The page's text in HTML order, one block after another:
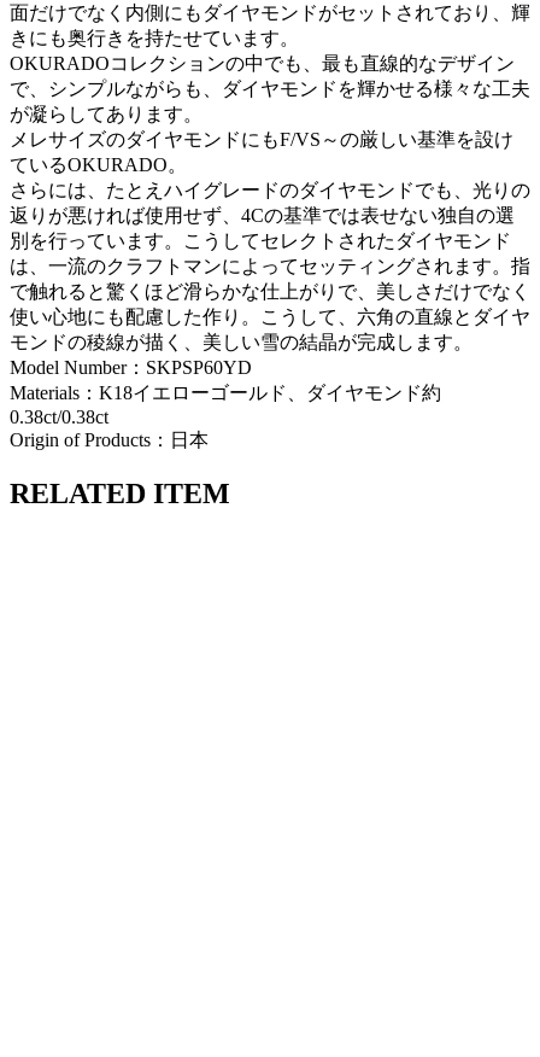
面だけでなく内側にもダイヤモンドがセットされており、輝
きにも奥行きを持たせています。
OKURADOコレクションの中でも、最も直線的なデザイン
で、シンプルながらも、ダイヤモンドを輝かせる様々な工夫
が凝らしてあります。
メレサイズのダイヤモンドにもF/VS～の厳しい基準を設け
ているOKURADO。
さらには、たとえハイグレードのダイヤモンドでも、光りの
返りが悪ければ使用せず、4Cの基準では表せない独自の選
別を行っています。こうしてセレクトされたダイヤモンド
は、一流のクラフトマンによってセッティングされます。指
で触れると驚くほど滑らかな仕上がりで、美しさだけでなく
使い心地にも配慮した作り。こうして、六角の直線とダイヤ
モンドの稜線が描く、美しい雪の結晶が完成します。
Model Number：SKPSP60YD
Materials：K18イエローゴールド、ダイヤモンド約
0.38ct/0.38ct
Origin of Products：日本
RELATED ITEM